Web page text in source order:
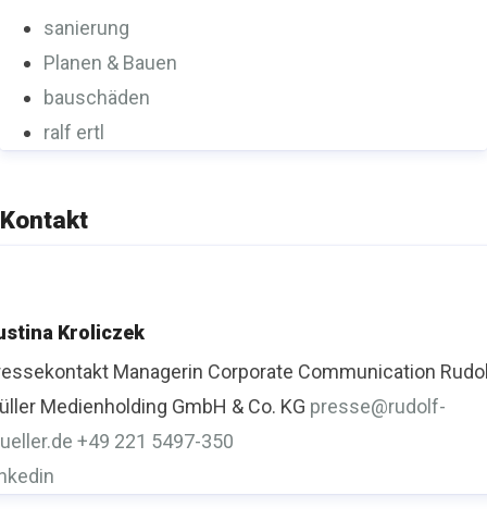
sanierung
Planen & Bauen
bauschäden
ralf ertl
Kontakt
Kroliczek
Managerin Corporate Communication
Medienholding GmbH & Co. KG presse@rudolf-
+49 221 5497-350